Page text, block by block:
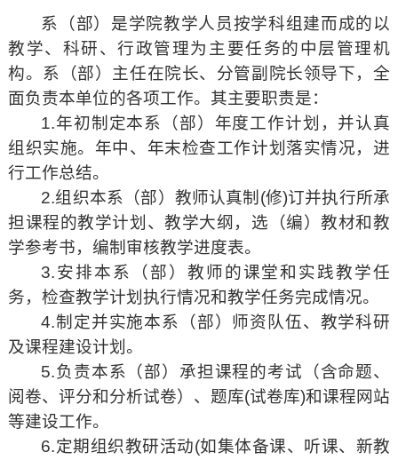
系（部）是学院教学人员按学科组建而成的以
教学、科研、行政管理为主要任务的中层管理机
构。系（部）主任在院长、分管副院长领导下，全
面负责本单位的各项工作。其主要职责是：
1.年初制定本系（部）年度工作计划，并认真
组织实施。年中、年末检查工作计划落实情况，进
行工作总结。
2.组织本系（部）教师认真制(修)订并执行所承
担课程的教学计划、教学大纲，选（编）教材和教
学参考书，编制审核教学进度表。
3.安排本系（部）教师的课堂和实践教学任
务，检查教学计划执行情况和教学任务完成情况。
4.制定并实施本系（部）师资队伍、教学科研
及课程建设计划。
5.负责本系（部）承担课程的考试（含命题、
阅卷、评分和分析试卷）、题库(试卷库)和课程网站
等建设工作。
6.定期组织教研活动(如集体备课、听课、新教